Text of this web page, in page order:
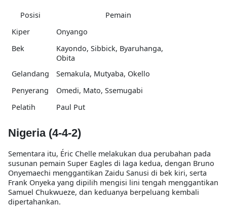
Posisi
Pemain
Kiper
Onyango
Bek
Kayondo, Sibbick, Byaruhanga,
Obita
Gelandang
Semakula, Mutyaba, Okello
Penyerang
Omedi, Mato, Ssemugabi
Pelatih
Paul Put
Nigeria (4-4-2)
Sementara itu, Éric Chelle melakukan dua perubahan pada
susunan pemain Super Eagles di laga kedua, dengan Bruno
Onyemaechi menggantikan Zaidu Sanusi di bek kiri, serta
Frank Onyeka yang dipilih mengisi lini tengah menggantikan
Samuel Chukwueze, dan keduanya berpeluang kembali
dipertahankan.